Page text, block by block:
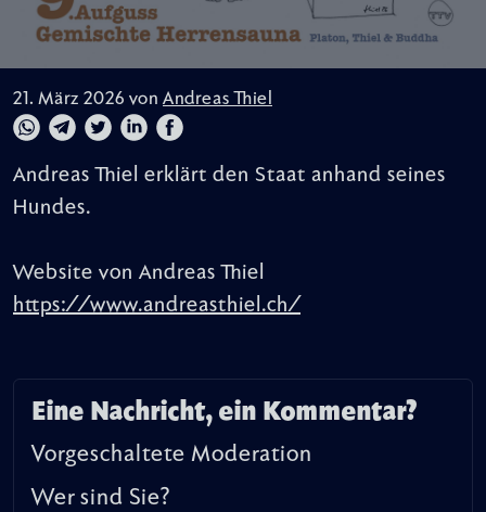
21. März 2026 von Andreas Thiel
Andreas Thiel erklärt den Staat anhand seines
Hundes.
Website von Andreas Thiel
https://www.andreasthiel.ch/
Eine Nachricht, ein Kommentar?
Vorgeschaltete Moderation
Wer sind Sie?